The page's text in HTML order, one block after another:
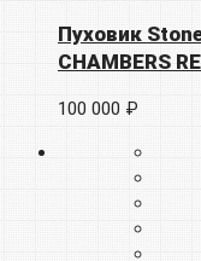
Пуховик
CHAMBERS
100 000 ₽